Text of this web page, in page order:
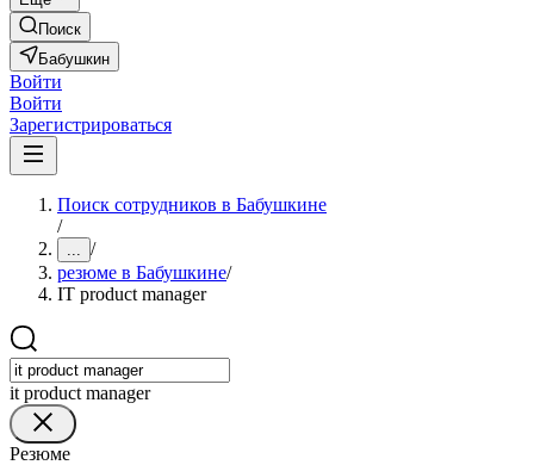
Поиск
Бабушкин
Войти
Войти
Зарегистрироваться
Поиск сотрудников в Бабушкине
/
... /
резюме в Бабушкине/
IT product manager
it product manager
Резюме